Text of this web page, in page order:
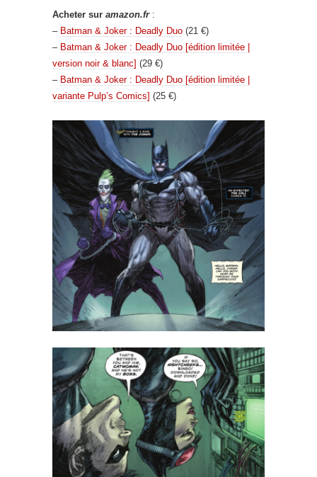
Acheter sur amazon.fr:
– Batman & Joker : Deadly Duo (21 €)
– Batman & Joker : Deadly Duo [édition limitée |
version noir & blanc] (29 €)
– Batman & Joker : Deadly Duo [édition limitée |
variante Pulp’s Comics] (25 €)